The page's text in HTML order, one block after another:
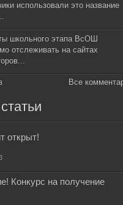
использовали это название
школьного этапа ВсОШ
отслеживать на сайтах
Все
открыт!
Конкурс на получение